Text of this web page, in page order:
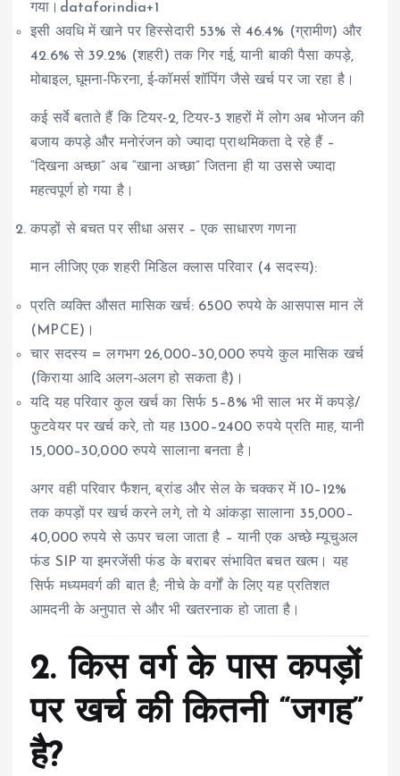
गया।dataforindia+1
इसी अवधि में खाने पर हिस्सेदारी 53% से 46.4% (ग्रामीण) और
42.6% से 39.2% (शहरी) तक गिर गई, यानी बाकी पैसा कपड़े,
मोबाइल, घूमना‑फिरना, ई‑कॉमर्स शॉपिंग जैसे खर्च पर जा रहा है।
कई सर्वे बताते हैं कि टियर‑2, टियर‑3 शहरों में लोग अब भोजन की
बजाय कपड़े और मनोरंजन को ज्यादा प्राथमिकता दे रहे हैं –
“दिखना अच्छा” अब “खाना अच्छा” जितना ही या उससे ज्यादा
महत्वपूर्ण हो गया है।
कपड़ों से बचत पर सीधा असर – एक साधारण गणना
मान लीजिए एक शहरी मिडिल क्लास परिवार (4 सदस्य):
प्रति व्यक्ति औसत मासिक खर्च: 6500 रुपये के आसपास मान लें
(MPCE)।
चार सदस्य = लगभग 26,000–30,000 रुपये कुल मासिक खर्च
(किराया आदि अलग‑अलग हो सकता है)।
यदि यह परिवार कुल खर्च का सिर्फ 5–8% भी साल भर में कपड़े/
फुटवेयर पर खर्च करे, तो यह 1300–2400 रुपये प्रति माह, यानी
15,000–30,000 रुपये सालाना बनता है।
अगर वही परिवार फैशन, ब्रांड और सेल के चक्कर में 10–12%
तक कपड़ों पर खर्च करने लगे, तो ये आंकड़ा सालाना 35,000–
40,000 रुपये से ऊपर चला जाता है – यानी एक अच्छे म्यूचुअल
फंड SIP या इमरजेंसी फंड के बराबर संभावित बचत खत्म। यह
सिर्फ मध्यमवर्ग की बात है; नीचे के वर्गों के लिए यह प्रतिशत
आमदनी के अनुपात से और भी खतरनाक हो जाता है।
2. किस वर्ग के पास कपड़ों
पर खर्च की कितनी “जगह”
है?